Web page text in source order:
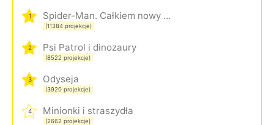
1 Spider-Man. Całkiem nowy dzień
(11384 projekcje)
2 Psi Patrol i dinozaury
(8522 projekcje)
3 Odyseja
(3920 projekcje)
4 Minionki i straszydła
(2662 projekcje)